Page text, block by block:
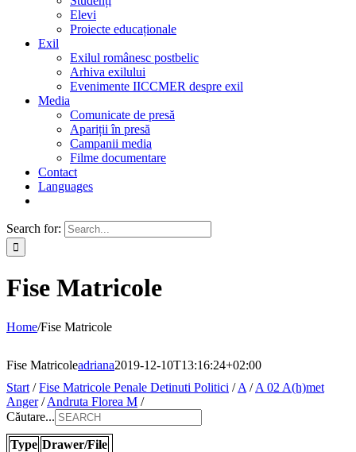
Elevi
Proiecte educaționale
Exil
Exilul românesc postbelic
Arhiva exilului
Evenimente IICCMER despre exil
Media
Comunicate de presă
Apariții în presă
Campanii media
Filme documentare
Contact
Languages
Search for:
Fise Matricole
Home/Fise Matricole
Fise Matricoleadriana2019-12-10T13:16:24+02:00
Start /Fise Matricole Penale Detinuti Politici /A /A 02 A(h)met
Anger/Andruta Florea M /
Căutare...
Type Drawer/File